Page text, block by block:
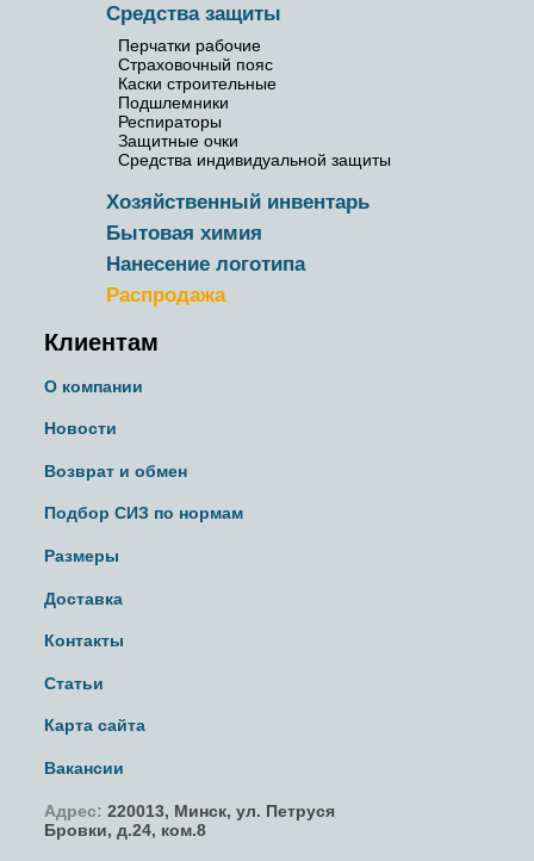
Средства защиты
Перчатки рабочие
Страховочный пояс
Каски строительные
Подшлемники
Респираторы
Защитные очки
Средства индивидуальной защиты
Хозяйственный инвентарь
Бытовая химия
Нанесение логотипа
Распродажа
Клиентам
О компании
Новости
Возврат и обмен
Подбор СИЗ по нормам
Размеры
Доставка
Контакты
Статьи
Карта сайта
Вакансии
Адрес: 220013, Минск, ул. Петруся
Бровки, д.24, ком.8